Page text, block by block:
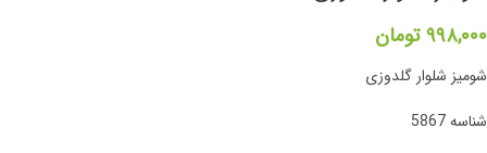
۹۹۸,۰۰۰ تومان
شومیز شلوار گلدوزی
شناسه 5867